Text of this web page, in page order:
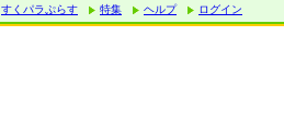
すくパラぷらす 特集 ヘルプ ログイン